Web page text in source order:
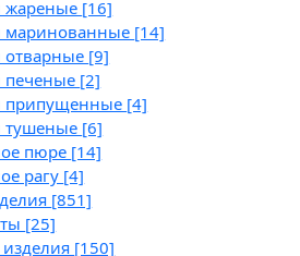
[16]
[14]
[9]
[2]
[4]
[6]
пюре [14]
рагу [4]
[851]
[25]
[150]